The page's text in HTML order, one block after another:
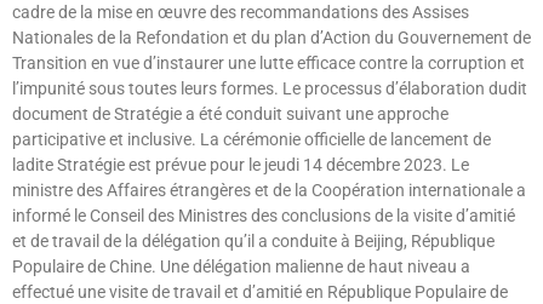
cadre de la mise en œuvre des recommandations des Assises
Nationales de la Refondation et du plan d’Action du Gouvernement de
Transition en vue d’instaurer une lutte efficace contre la corruption et
l’impunité sous toutes leurs formes. Le processus d’élaboration dudit
document de Stratégie a été conduit suivant une approche
participative et inclusive. La cérémonie officielle de lancement de
ladite Stratégie est prévue pour le jeudi 14 décembre 2023. Le
ministre des Affaires étrangères et de la Coopération internationale a
informé le Conseil des Ministres des conclusions de la visite d’amitié
et de travail de la délégation qu’il a conduite à Beijing, République
Populaire de Chine. Une délégation malienne de haut niveau a
effectué une visite de travail et d’amitié en République Populaire de